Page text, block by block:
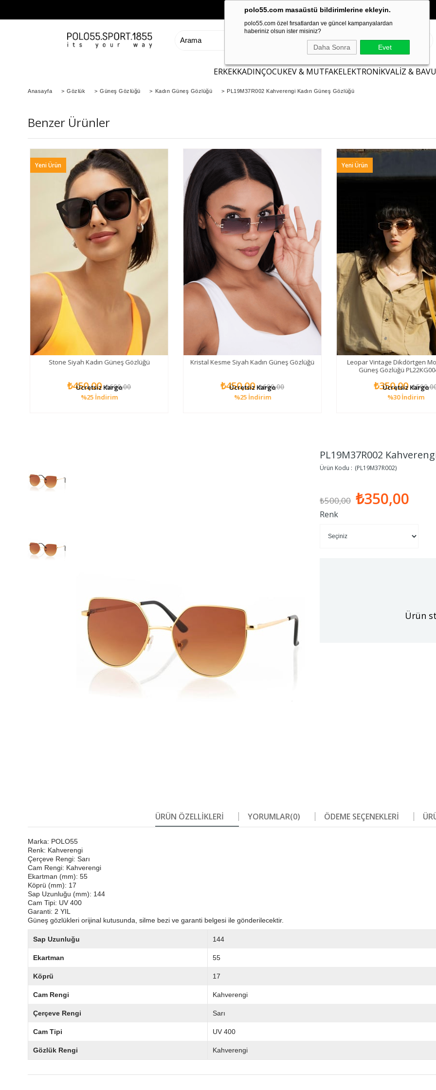
polo55.com masaüstü bildirimlerine ekleyin.
polo55.com özel fırsatlardan ve güncel kampanyalardan
haberiniz olsun ister misiniz?
Daha Sonra Evet
ERKEKKADINÇOCUKEV & MUTFAKELEKTRONİKVALİZ &
Anasayfa > Gözlük > Güneş Gözlüğü > Kadın Güneş Gözlüğü > PL19M37R002 Kahverengi Kadın Güneş Gözlüğü
Benzer Ürünler
Stone Siyah Kadın Güneş Gözlüğü
₺450,00 ₺600,00
%25İndirim
Ücretsiz Kargo
Yeni Ürün
Kristal Kesme Siyah Kadın Güneş Gözlüğü
₺450,00 ₺600,00
%25İndirim
Ücretsiz Kargo
Leopar Vintage Dikdörtgen
Güneş Gözlüğü
₺350,00 ₺500,00
%30İndirim
Ücretsiz Kargo
Yeni Ürün
PL19M37R002
(PL19M37R002)
₺500,00 ₺350,00
Renk
Ürün
ÜRÜN ÖZELLIKLERI YORUMLAR(0) ÖDEME SEÇENEKLERI
Marka: POLO55
Renk: Kahverengi
Çerçeve Rengi: Sarı
Cam Rengi: Kahverengi
Ekartman (mm): 55
Köprü (mm): 17
Sap Uzunluğu (mm): 144
Cam Tipi: UV 400
Garanti: 2 YIL
Güneş gözlükleri orijinal kutusunda, silme bezi ve garanti belgesi ile gönderilecektir.
Sap Uzunluğu 144
Ekartman 55
Köprü 17
Cam Rengi Kahverengi
Çerçeve Rengi Sarı
Cam Tipi UV 400
Gözlük Rengi Kahverengi